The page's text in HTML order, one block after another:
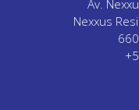
Av.
Nexxus